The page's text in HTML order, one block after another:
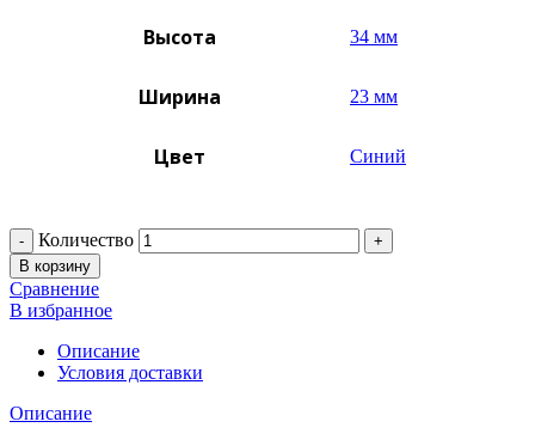
Высота 34 мм
Ширина 23 мм
Цвет Синий
Количество
В корзину
Сравнение
В избранное
Описание
Условия доставки
Описание